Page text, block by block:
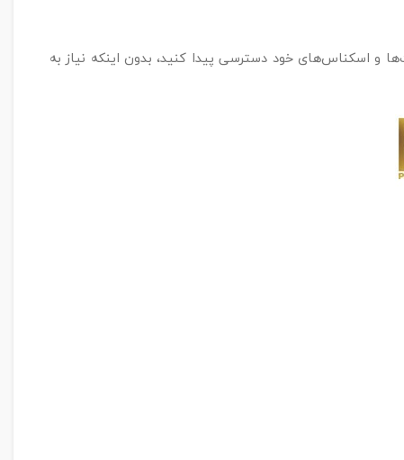
و اسکناس‌های خود دسترسی پیدا کنید، بدون اینکه نیاز به